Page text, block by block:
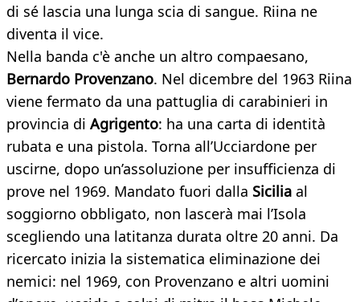
di sé lascia una lunga scia di sangue. Riina ne
diventa il vice.
Nella banda c'è anche un altro compaesano,
Bernardo Provenzano. Nel dicembre del 1963 Riina
viene fermato da una pattuglia di carabinieri in
provincia di Agrigento: ha una carta di identità
rubata e una pistola. Torna all’Ucciardone per
uscirne, dopo un’assoluzione per insufficienza di
prove nel 1969. Mandato fuori dalla Sicilia al
soggiorno obbligato, non lascerà mai l’Isola
scegliendo una latitanza durata oltre 20 anni. Da
ricercato inizia la sistematica eliminazione dei
nemici: nel 1969, con Provenzano e altri uomini